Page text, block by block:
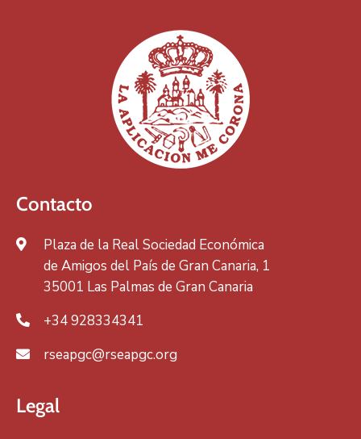
Contacto
Plaza de la Real Sociedad Económica
de Amigos del País de Gran Canaria, 1
35001 Las Palmas de Gran Canaria
+34 928334341
rseapgc@rseapgc.org
Legal